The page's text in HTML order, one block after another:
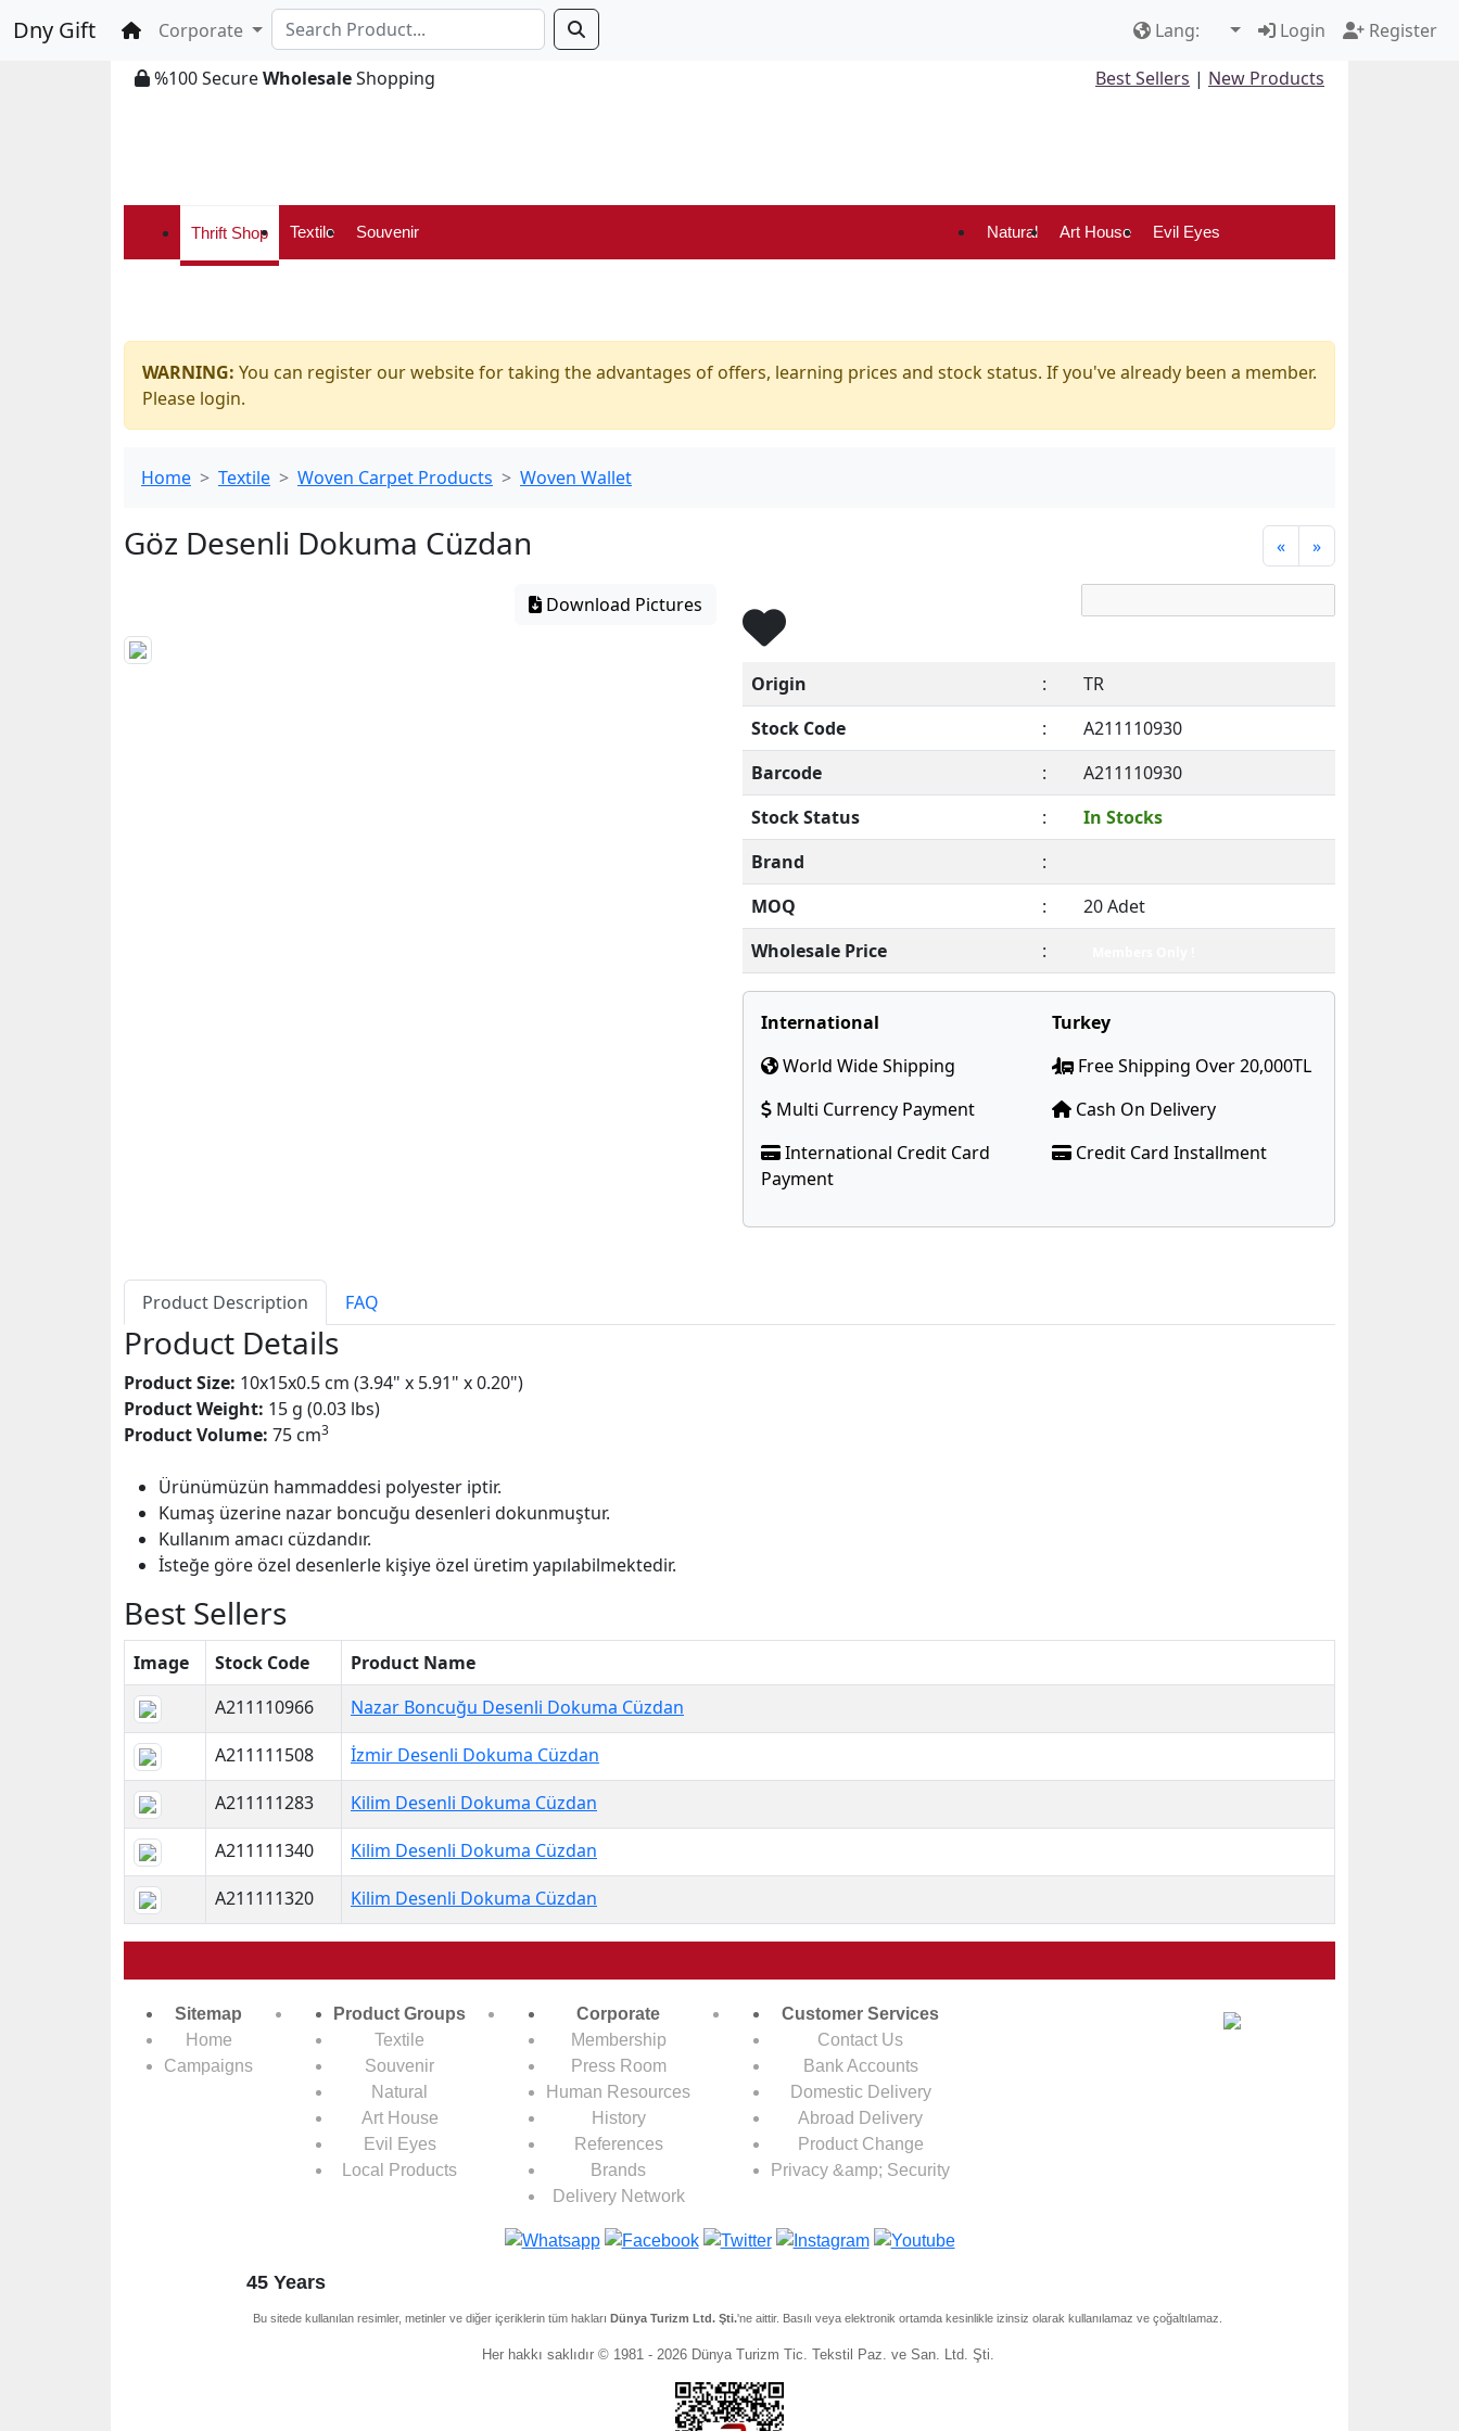
Dny Gift Home
Corporate Lang: Login
Register
%100 SecureWholesaleShopping Best Sellers | New Products
Thrift Shop Textile Souvenir Natural Art House Evil Eyes
WARNING: You can register our website for taking the advantages of offers, learning prices and stock status. If you've already been a member.
Please login.
Home Textile Woven Carpet Products Woven Wallet
Göz Desenli Dokuma Cüzdan « »
Download Pictures
Origin :
TR
Stock Code
:
A211110930
Barcode
:
A211110930
Stock Status
:
In Stocks
Brand
:
MOQ
:
20 Adet
Wholesale Price
:
International
World Wide Shipping
Multi Currency Payment
International Credit Card
Payment
Turkey
Free Shipping Over 20,000TL
Cash On Delivery
Credit Card Installment
Product Description FAQ
Product Details
Product Size: 10x15x0.5 cm (3.94" x 5.91" x 0.20")
Product Weight: 15 g (0.03 lbs)
Product Volume: 75 cm3
Ürünümüzün hammaddesi polyester iptir.
Kumaş üzerine nazar boncuğu desenleri dokunmuştur.
Kullanım amacı cüzdandır.
İsteğe göre özel desenlerle kişiye özel üretim yapılabilmektedir.
Best Sellers
Image Stock Code
Product Name
A211110966
Nazar Boncuğu Desenli Dokuma Cüzdan
A211111508
İzmir Desenli Dokuma Cüzdan
A211111283
Kilim Desenli Dokuma Cüzdan
A211111340
Kilim Desenli Dokuma Cüzdan
A211111320
Kilim Desenli Dokuma Cüzdan
Sitemap
Home
Campaigns
Product Groups
Textile
Souvenir
Natural
Art House
Evil Eyes
Local Products
Corporate
Membership
Press Room
Human Resources
History
References
Brands
Delivery Network
Customer Services
Contact Us
Bank Accounts
Domestic Delivery
Abroad Delivery
Product Change
Privacy &amp; Security
45 Years
Bu sitede kullanılan resimler, metinler ve diğer içeriklerin tüm hakları Dünya Turizm Ltd. Şti.'ne aittir. Basılı veya elektronik ortamda kesinlikle izinsiz olarak kullanılamaz ve çoğaltılamaz.
Her hakkı saklıdır © 1981 - 2026 Dünya Turizm Tic. Tekstil Paz. ve San. Ltd. Şti.